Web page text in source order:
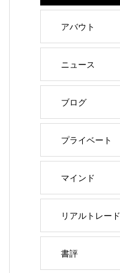
アバウト
ニュース
ブログ
プライベート
マインド
リアルトレード
書評